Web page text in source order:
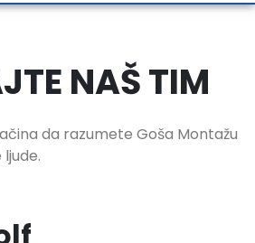
NAŠ TIM
da razumete Goša Montažu